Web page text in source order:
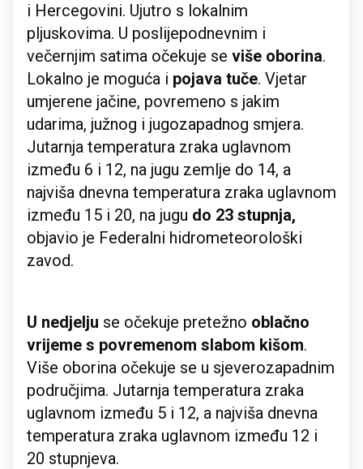
i Hercegovini. Ujutro s lokalnim
pljuskovima. U poslijepodnevnim i
večernjim satima očekuje se više oborina.
Lokalno je moguća i pojava tuče. Vjetar
umjerene jačine, povremeno s jakim
udarima, južnog i jugozapadnog smjera.
Jutarnja temperatura zraka uglavnom
između 6 i 12, na jugu zemlje do 14, a
najviša dnevna temperatura zraka uglavnom
između 15 i 20, na jugu do 23 stupnja,
objavio je Federalni hidrometeorološki
zavod.
U nedjelju se očekuje pretežno oblačno
vrijeme s povremenom slabom kišom.
Više oborina očekuje se u sjeverozapadnim
područjima. Jutarnja temperatura zraka
uglavnom između 5 i 12, a najviša dnevna
temperatura zraka uglavnom između 12 i
20 stupnjeva.